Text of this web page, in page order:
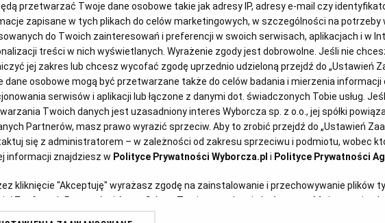
wprowadzając obowiązek zawierania w
umowach o zamówienie publiczne
waloryzacyjnych, w odniesieniu do
ustalenia zmiany wynagrodzenia
zamawiającemu.
przetwarzać Twoje dane osobowe takie jak adresy IP, adresy e-mail czy
zapisane w tych plikach do celów marketingowych, w szczególności na potrzeby
do Twoich zainteresowań i preferencji w swoich serwisach, aplikacjach i w
treści w nich wyświetlanych. Wyrażenie zgody jest dobrowolne. Jeśli nie
jej zakres lub chcesz wycofać zgodę uprzednio udzieloną przejdź do „Ustawień
dane osobowe mogą być przetwarzane także do celów badania i mierzenia
serwisów i aplikacji lub łączone z danymi dot. świadczonych Tobie usług.
Twoich danych jest uzasadniony interes Wyborcza sp. z o.o., jej spółki
Partnerów, masz prawo wyrazić sprzeciw. Aby to zrobić przejdź do „Ustawień
się z administratorem – w zależności od zakresu sprzeciwu i podmiotu, wobec
informacji znajdziesz w Polityce Prywatności Wyborcza.pl i Polityce Prywatności
kliknięcie "Akceptuję" wyrażasz zgodę na zainstalowanie i przechowywanie plików
jej Zaufanych Partnerów i Agora S.A. na Twoim urządzeniu końcowym. Możesz też w
preferencje dot. plików cookie, ponownie wywołując narzędzie do zarządzania Twoimi